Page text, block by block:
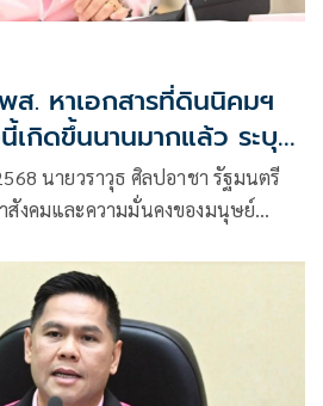
ส. หาเอกสารที่ดินนิคมฯ
เกิดขึ้นนานมากแล้ว ระบุ
กมการเมืองหรือไม่
นายวราวุธ ศิลปอาชา รัฐมนตรี
สังคมและความมั่นคงของมนุษย์
อ.ปากช่อง จ.นครราชสีมา